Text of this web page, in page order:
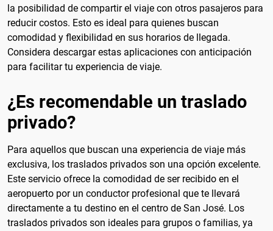
la posibilidad de compartir el viaje con otros pasajeros para
reducir costos. Esto es ideal para quienes buscan
comodidad y flexibilidad en sus horarios de llegada.
Considera descargar estas aplicaciones con anticipación
para facilitar tu experiencia de viaje.
¿Es recomendable un traslado
privado?
Para aquellos que buscan una experiencia de viaje más
exclusiva, los traslados privados son una opción excelente.
Este servicio ofrece la comodidad de ser recibido en el
aeropuerto por un conductor profesional que te llevará
directamente a tu destino en el centro de San José. Los
traslados privados son ideales para grupos o familias, ya